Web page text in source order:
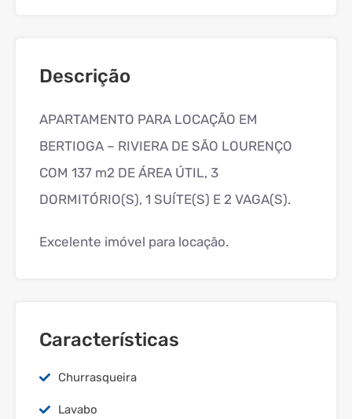
Descrição
APARTAMENTO PARA LOCAÇÃO EM
BERTIOGA – RIVIERA DE SÃO LOURENÇO
COM 137 m2 DE ÁREA ÚTIL, 3
DORMITÓRIO(S), 1 SUÍTE(S) E 2 VAGA(S).
Excelente imóvel para locação.
Características
Churrasqueira
Lavabo